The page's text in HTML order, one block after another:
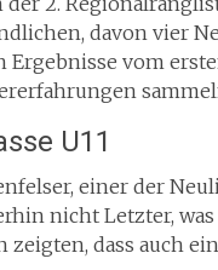
davon vier
Ergebnisse vom
U11
einer der
nicht Letzter,
zeigten, dass auch